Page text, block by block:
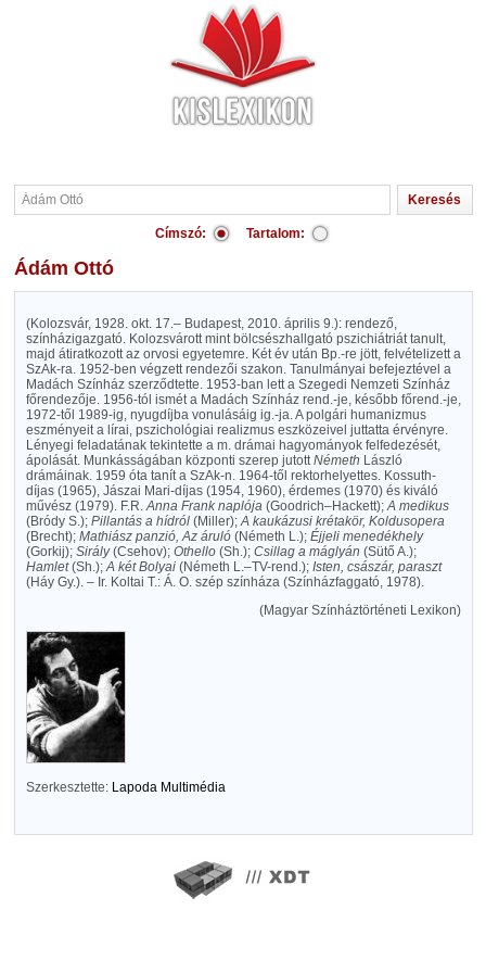
Címszó: Tartalom:
Ádám Ottó
(Kolozsvár, 1928. okt. 17.– Budapest, 2010. április 9.): rendező,
színházigazgató. Kolozsvárott mint bölcsészhallgató pszichiátriát tanult,
majd átiratkozott az orvosi egyetemre. Két év után Bp.-re jött, felvételizett a
SzAk-ra. 1952-ben végzett rendezői szakon. Tanulmányai befejeztével a
Madách Színház szerződtette. 1953-ban lett a Szegedi Nemzeti Színház
főrendezője. 1956-tól ismét a Madách Színház rend.-je, később főrend.-je,
1972-től 1989-ig, nyugdíjba vonulásáig ig.-ja. A polgári humanizmus
eszményeit a lírai, pszichológiai realizmus eszközeivel juttatta érvényre.
Lényegi feladatának tekintette a m. drámai hagyományok felfedezését,
ápolását. Munkásságában központi szerep jutottNémeth László
drámáinak. 1959 óta tanít a SzAk-n. 1964-től rektorhelyettes. Kossuth-
díjas (1965), Jászai Mari-díjas (1954, 1960), érdemes (1970) és kiváló
művész (1979). F.R.Anna Frank naplója(Goodrich–Hackett);A medikus
(Bródy S.); Pillantás a hídról(Miller);A kaukázusi krétakör, Koldusopera
(Brecht); Mathiász panzió, Az áruló(Németh L.); Éjjeli menedékhely
(Gorkij); Sirály(Csehov); Othello(Sh.); Csillag a máglyán (Sütő A.);
Hamlet(Sh.);A két Bolyai(Németh L.–TV-rend.); Isten, császár, paraszt
(Háy Gy.). – Ir. Koltai T.: Á. O. szép színháza (Színházfaggató, 1978).
(Magyar Színháztörténeti Lexikon)
Szerkesztette: Lapoda Multimédia